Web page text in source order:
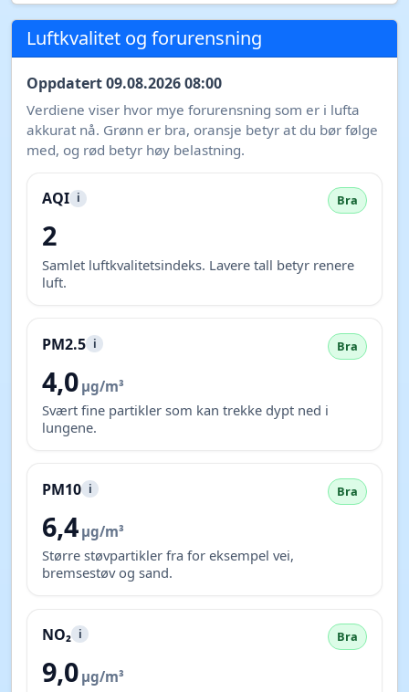
Luftkvalitet og forurensning
Oppdatert 09.08.2026 08:00
Verdiene viser hvor mye forurensning som er i lufta
akkurat nå. Grønn er bra, oransje betyr at du bør følge
med, og rød betyr høy belastning.
AQI i Bra
2
Samlet luftkvalitetsindeks. Lavere tall betyr renere
luft.
PM2.5 i Bra
4,0 µg/m³
Svært fine partikler som kan trekke dypt ned i
lungene.
PM10 i Bra
6,4 µg/m³
Større støvpartikler fra for eksempel vei,
bremsestøv og sand.
NO₂ i Bra
9,0 µg/m³